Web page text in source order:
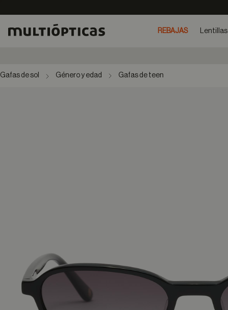
REBAJAS Lentillas
Gafas de sol Género y edad Gafas de teen